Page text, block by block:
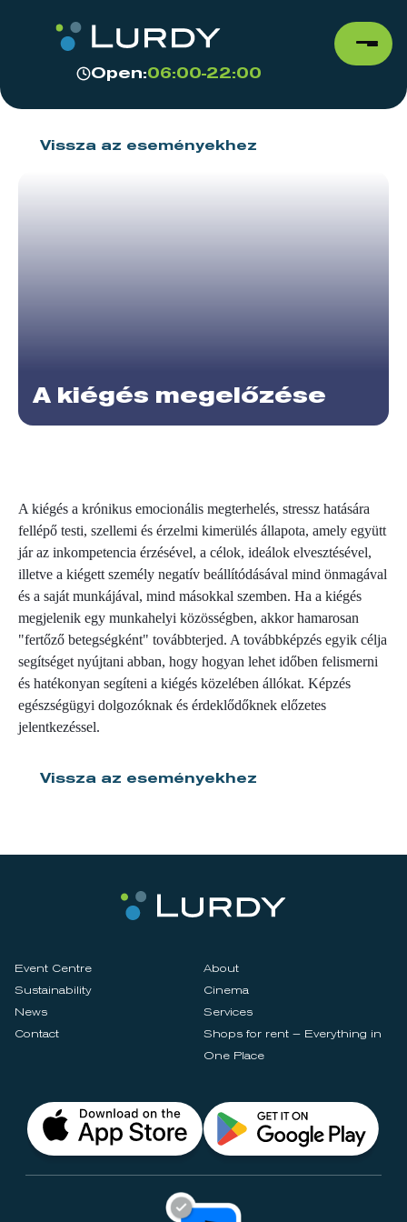
Open:06:00-22:00
Vissza az eseményekhez
A kiégés megelőzése
A kiégés a krónikus emocionális megterhelés, stressz hatására
fellépő testi, szellemi és érzelmi kimerülés állapota, amely együtt
jár az inkompetencia érzésével, a célok, ideálok elvesztésével,
illetve a kiégett személy negatív beállítódásával mind önmagával
és a saját munkájával, mind másokkal szemben. Ha a kiégés
megjelenik egy munkahelyi közösségben, akkor hamarosan
"fertőző betegségként" továbbterjed. A továbbképzés egyik célja
segítséget nyújtani abban, hogy hogyan lehet időben felismerni
és hatékonyan segíteni a kiégés közelében állókat. Képzés
egészségügyi dolgozóknak és érdeklődőknek előzetes
jelentkezéssel.
Vissza az eseményekhez
Event Centre
About
Sustainability
Cinema
News
Services
Contact
Shops for rent – Everything in
One Place